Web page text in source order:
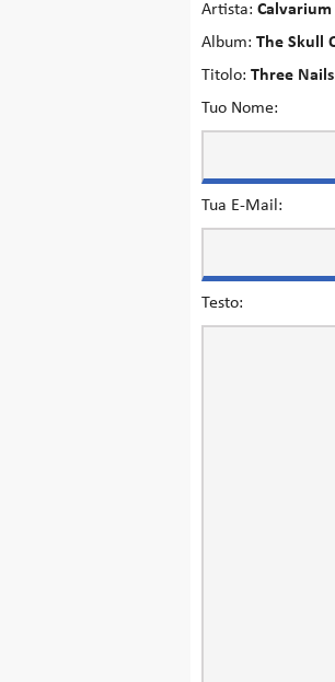
Artista: Calvarium
Album: The Skull
Titolo: Three
Tuo Nome:
Tua E-Mail:
Testo: